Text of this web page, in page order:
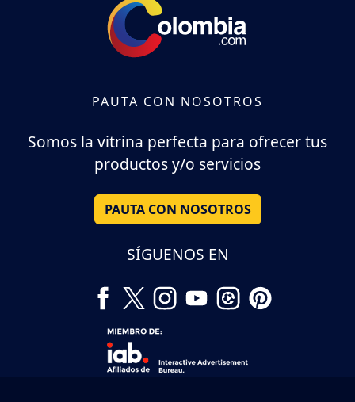
PAUTA CON NOSOTROS
Somos la vitrina perfecta para ofrecer tus
productos y/o servicios
PAUTA CON NOSOTROS
SÍGUENOS EN